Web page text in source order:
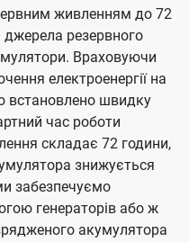
живленням до 72
резервного
Враховуючи
електроенергії на
встановлено швидку
час роботи
складає 72 години,
знижується
забезпечуємо
генераторів або ж
акумулятора